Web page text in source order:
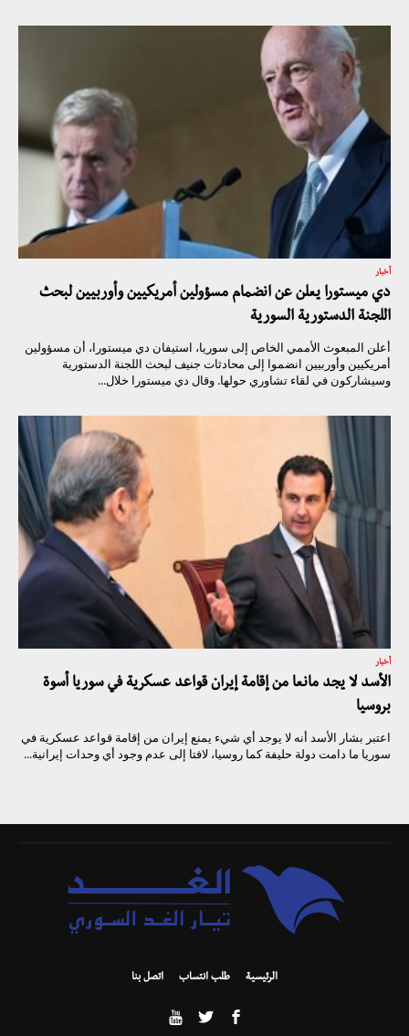
أخبار
دي ميستورا يعلن عن انضمام مسؤولين أمريكيين وأوربيين لبحث
اللجنة الدستورية السورية
أعلن المبعوث الأممي الخاص إلى سوريا، استيفان دي ميستورا، أن مسؤولين
أمريكيين وأوربيين انضموا إلى محادثات جنيف لبحث اللجنة الدستورية
وسيشاركون في لقاء تشاوري حولها. وقال دي ميستورا خلال...
أخبار
الأسد لا يجد مانعا من إقامة إيران قواعد عسكرية في سوريا أسوة
بروسيا
اعتبر بشار الأسد أنه لا يوجد أي شيء يمنع إيران من إقامة قواعد عسكرية في
سوريا ما دامت دولة حليفة كما روسيا، لافتا إلى عدم وجود أي وحدات إيرانية...
الرئيسية طلب انتساب اتصل بنا